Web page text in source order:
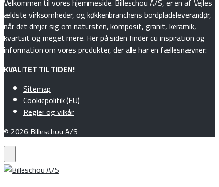
Velkommen til vores hjemmeside. Billeschou A/S, er en af Vejles
ældste virksomheder, og køkkenbranchens bordpladeleverandør,
når det drejer sig om natursten, komposit, granit, keramik,
kvartsit og meget mere. Her på siden finder du inspiration og
information om vores produkter, der alle har en fællesnævner:
KVALITET TIL TIDEN!
Sitemap
Cookiepolitik (EU)
Regler og vilkår
© 2026 Billeschou A/S